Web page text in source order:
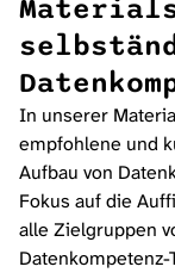
In unserer
empfohlene und
Aufbau von
Fokus auf die
alle Zielgruppen